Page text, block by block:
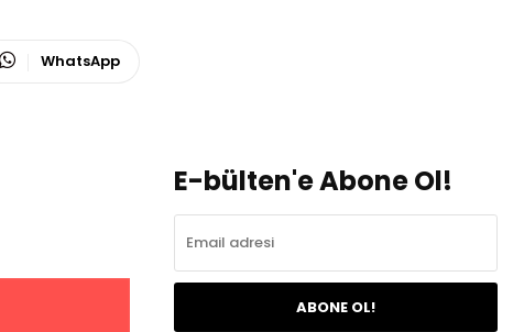
WhatsApp
E-bülten'e Abone Ol!
ABONE OL!